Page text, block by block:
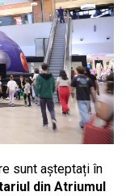
sunt așteptați în
din Atriumul